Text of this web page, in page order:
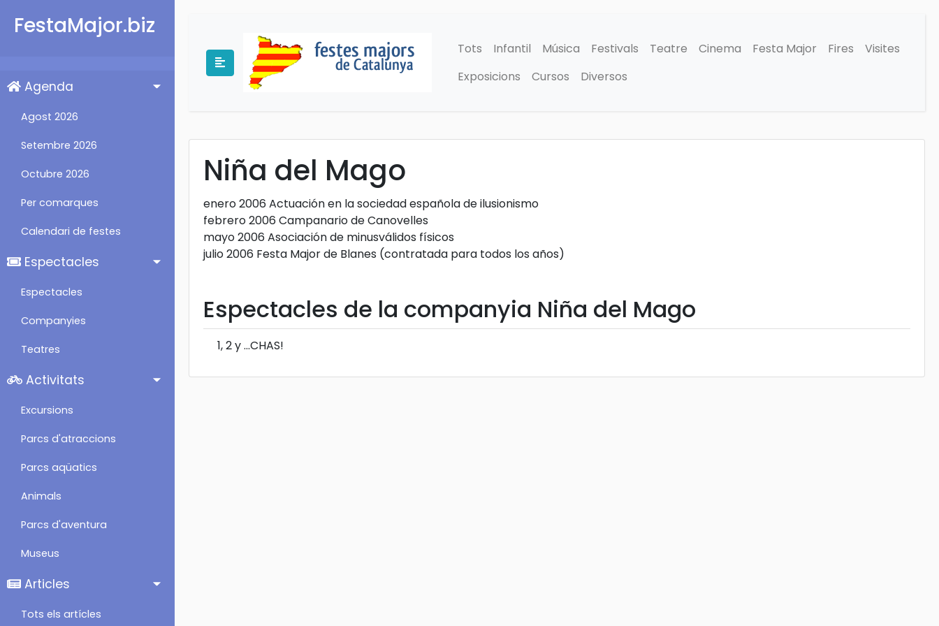
FestaMajor.biz
Agenda
Agost 2026
Setembre 2026
Octubre 2026
Per comarques
Calendari de festes
Espectacles
Espectacles
Companyies
Teatres
Activitats
Excursions
Parcs d'atraccions
Parcs aqüatics
Animals
Parcs d'aventura
Museus
Articles
Tots els artícles
Tots Infantil Música Festivals Teatre Cinema Festa Major Fires
Visites
Exposicions
Cursos Diversos
Niña del Mago
enero 2006 Actuación en la sociedad española de ilusionismo
febrero 2006 Campanario de Canovelles
mayo 2006 Asociación de minusválidos físicos
julio 2006 Festa Major de Blanes (contratada para todos los años)
Espectacles de la companyia Niña del Mago
1, 2 y ...CHAS!